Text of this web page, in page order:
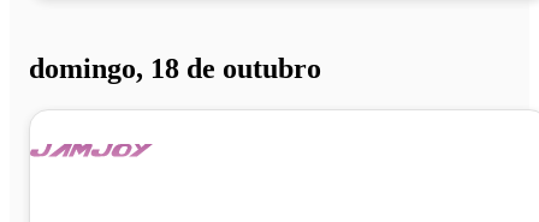
domingo, 18 de outubro